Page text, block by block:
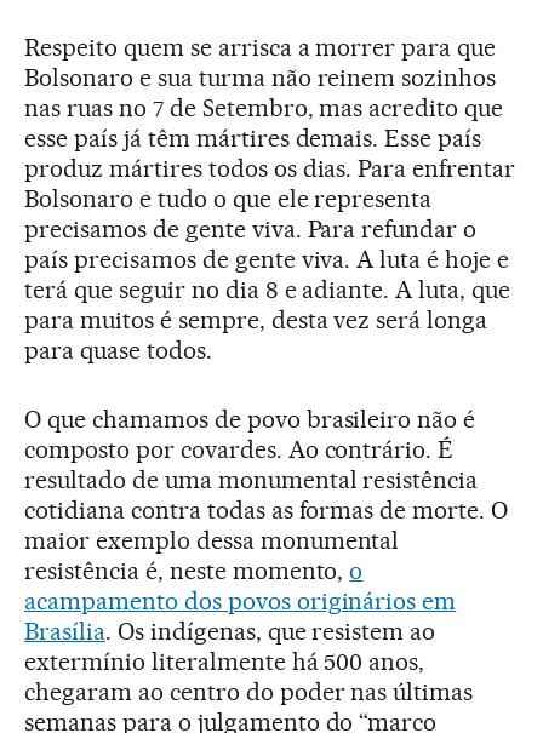
Respeito quem se arrisca a morrer para que
Bolsonaro e sua turma não reinem sozinhos
nas ruas no 7 de Setembro, mas acredito que
esse país já têm mártires demais. Esse país
produz mártires todos os dias. Para enfrentar
Bolsonaro e tudo o que ele representa
precisamos de gente viva. Para refundar o
país precisamos de gente viva. A luta é hoje e
terá que seguir no dia 8 e adiante. A luta, que
para muitos é sempre, desta vez será longa
para quase todos.
O que chamamos de povo brasileiro não é
composto por covardes. Ao contrário. É
resultado de uma monumental resistência
cotidiana contra todas as formas de morte. O
maior exemplo dessa monumental
resistência é, neste momento,o
acampamento dos povos originários em
Brasília. Os indígenas, que resistem ao
extermínio literalmente há 500 anos,
chegaram ao centro do poder nas últimas
semanas para o julgamento do “marco